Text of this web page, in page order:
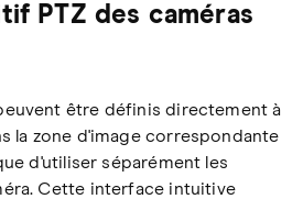
PTZ des caméras
être définis directement à
la zone d'image correspondante
d'utiliser séparément les
Cette interface intuitive